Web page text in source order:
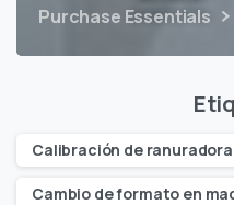
Purchase Essentials
Calibración de ranuradora
Cambio de formato en